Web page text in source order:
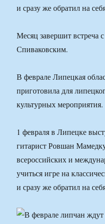
и сразу же обратил на
Месяц завершит встреча
Спиваковским.
В феврале Липецкая
приготовила для
культурных мероприятия.
1 февраля в Липецке
гитарист Ровшан
всероссийских и
учиться игре на
и сразу же обратил на